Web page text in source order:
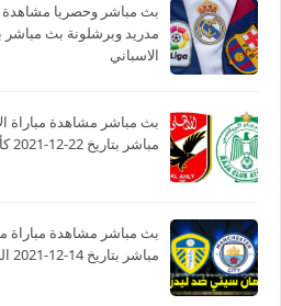
بث مباشر وحصريا مشاهدة
الاسباني
بث مباشر مشاهدة مباراة
مباشر بتاريخ 22-12-2021 كأس السوبر الأفريقى
بث مباشر مشاهدة مباراة
مباشر بتاريخ 14-12-2021 الدوري الانجليزي